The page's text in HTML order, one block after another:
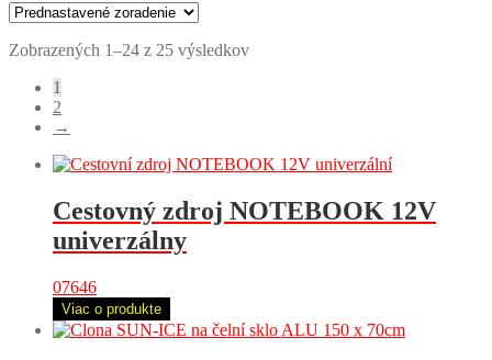
Zobrazených 1–24 z 25 výsledkov
1
2
→
Cestovný zdroj NOTEBOOK 12V
univerzálny
07646
Viac o produkte